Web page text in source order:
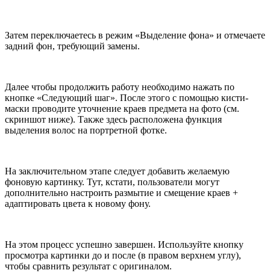
Затем переключаетесь в режим «Выделение фона» и отмечаете
задний фон, требующий замены.
Далее чтобы продолжить работу необходимо нажать по
кнопке «Следующий шаг». После этого с помощью кисти-
маски проводите уточнение краев предмета на фото (см.
скриншот ниже). Также здесь расположена функция
выделения волос на портретной фотке.
На заключительном этапе следует добавить желаемую
фоновую картинку. Тут, кстати, пользователи могут
дополнительно настроить размытие и смещение краев +
адаптировать цвета к новому фону.
На этом процесс успешно завершен. Используйте кнопку
просмотра картинки до и после (в правом верхнем углу),
чтобы сравнить результат с оригиналом.